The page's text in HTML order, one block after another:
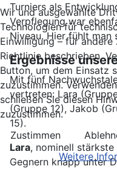
Turniers als
Verpflegung war
Niveau. Hier fühlt man
Ergebnisse
Mit fünf
vertreten: Lara
(Gruppe 12), Jakob
15).
Lara, nominell
Gegnern knapp unter
Wir und ausgewählte
Technologien für
Einwilligung – für
Richtlinie beschrieben.
Button, um dem Einsatz
zuzustimmen.
schließen Sie diesen
zuzustimmen.
Zustimmen
Weitere